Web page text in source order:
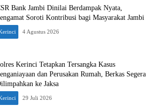
Bank Jambi Dinilai Berdampak Nyata,
Soroti Kontribusi bagi Masyarakat Jambi
4 Agustus 2026
Kerinci Tetapkan Tersangka Kasus
dan Perusakan Rumah, Berkas Segera
ke Jaksa
29 Juli 2026